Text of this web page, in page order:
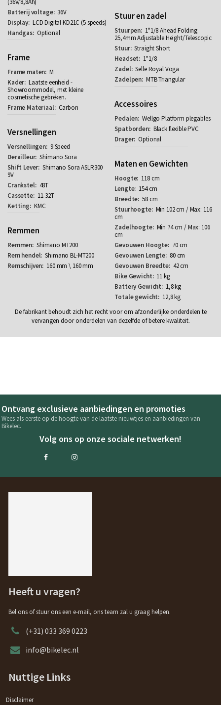
(36V/8,8Ah)
36V
LCD Digital KD21C (5 speeds)
Optional
Frame
M
Laatste eenheid -
Showroommodel, met kleine
cosmetische gebreken.
Carbon
Versnellingen
9 Speed
Shimano Sora
Shimano Sora ASLR300
9V
48T
11-32T
KMC
Remmen
Shimano MT200
Shimano BL-MT200
160 mm \ 160 mm
Stuur en zadel
1"1/8 Ahead Folding
25,4mm Adjustable Height/Telescopic
Straight Short
1"1/8
Selle Royal Voga
MTB Triangular
Accessoires
Wellgo Platform plegables
Black flexible PVC
Optional
Maten en Gewichten
118 cm
154 cm
58 cm
Min 102 cm / Max: 116
cm
Min 74 cm / Max: 106
cm
70 cm
80 cm
42 cm
11 kg
1,8 kg
12,8 kg
De fabrikant behoudt zich het recht voor om afzonderlijke onderdelen te
vervangen door onderdelen van dezelfde of betere kwaliteit.
Ontvang exclusieve aanbiedingen en promoties
Wees als eerste op de hoogte van de laatste nieuwtjes en aanbiedingen van
Bikelec.
Volg ons op onze sociale netwerken!
Heeft u vragen?
Bel ons of stuur ons een e-mail, ons team zal u graag helpen.
(+31) 033 369 0223
info@bikelec.nl
Nuttige Links
Disclaimer